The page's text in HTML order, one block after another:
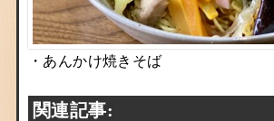
・ あんかけ焼きそば
関連記事: